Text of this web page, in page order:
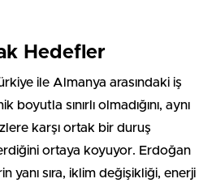
Hedefler
ile Almanya arasındaki iş
sınırlı olmadığını, aynı
karşı ortak bir duruş
ortaya koyuyor. Erdoğan
yanı sıra, iklim değişikliği, enerji